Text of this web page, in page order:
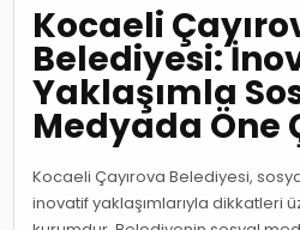
Kocaeli
Belediyesi:
Yaklaşımla
Medyada Öne
Kocaeli Çayırova Belediyesi,
inovatif yaklaşımlarıyla dikkatleri